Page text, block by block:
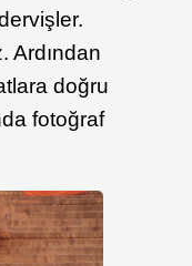
Ardından
doğru
fotoğraf